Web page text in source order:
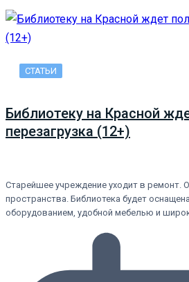
СТАТЬИ
Библиотеку на Красной
перезагрузка (12+)
Старейшее учреждение уходит в ремонт.
пространства. Библиотека будет
оборудованием, удобной мебелью и